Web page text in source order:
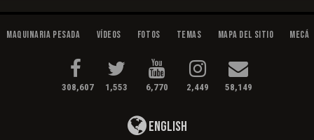
Maquinaria Pesada Vídeos Fotos Temas Mapa del Sitio
308,607 1,553 6,770 2,449 58,149
English